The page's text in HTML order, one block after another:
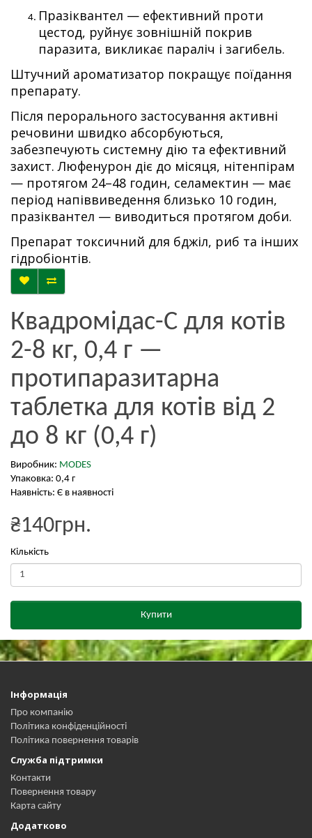
Празіквантел — ефективний проти
цестод, руйнує зовнішній покрив
паразита, викликає параліч і загибель.
Штучний ароматизатор покращує поїдання
препарату.
Після перорального застосування активні
речовини швидко абсорбуються,
забезпечують системну дію та ефективний
захист. Люфенурон діє до місяця, нітенпірам
— протягом 24–48 годин, селамектин — має
період напіввиведення близько 10 годин,
празіквантел — виводиться протягом доби.
Препарат токсичний для бджіл, риб та інших
гідробіонтів.
Квадромідас-C для котів
2-8 кг, 0,4 г —
протипаразитарна
таблетка для котів від 2
до 8 кг (0,4 г)
Виробник: MODES
Упаковка: 0,4 г
Наявність: Є в наявності
₴140грн.
Кількість
Купити
Інформація
Про компанію
Політика конфіденційності
Політика повернення товарів
Служба підтримки
Контакти
Повернення товару
Карта сайту
Додатково